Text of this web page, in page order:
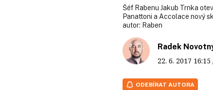
Šéf Rabenu Jakub Trnka
Panattoni a Accolace nový
autor: Raben
Radek
22. 6. 2017 16:15
ODEBÍRAT AUTORA